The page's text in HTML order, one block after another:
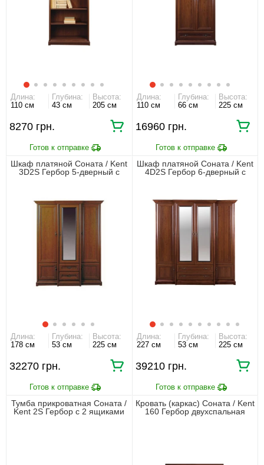
Длина:
110 см
Глубина:
43 см
Высота:
205 см
8270 грн.
Длина:
110 см
Глубина:
66 см
Высота:
225 см
16960 грн.
Шкаф платяной Соната / Kent
3D2S Гербор 5-дверный с
Длина:
178 см
Глубина:
53 см
Высота:
225 см
32270 грн.
Шкаф платяной Соната / Kent
4D2S Гербор 6-дверный с
Длина:
227 см
Глубина:
53 см
Высота:
225 см
39210 грн.
Тумба прикроватная Соната /
Kent 2S Гербор с 2 ящиками
Кровать (каркас) Соната / Kent
160 Гербор двухспальная